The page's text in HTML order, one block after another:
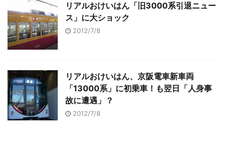
リアルおけいはん「旧3000系引退ニュー
ス」に大ショック
2012/7/8
リアルおけいはん、京阪電車新車両
「13000系」に初乗車！も翌日「人身事
故に遭遇」？
2012/7/8